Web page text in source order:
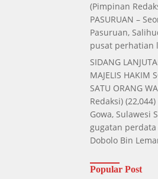
(Pimpinan
PASURUAN –
Pasuruan,
pusat perhatian
SIDANG
MAJELIS HAKIM
SATU ORANG
Redaksi) (22,044)
Gowa, Sulawesi
gugatan
Dobolo Bin
Popular Post